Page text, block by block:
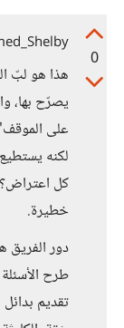
0
هذا هو لبّ
يصرّح بها،
على
لكنه
كل
خطيرة.
دور الفريق
طرح
تقديم